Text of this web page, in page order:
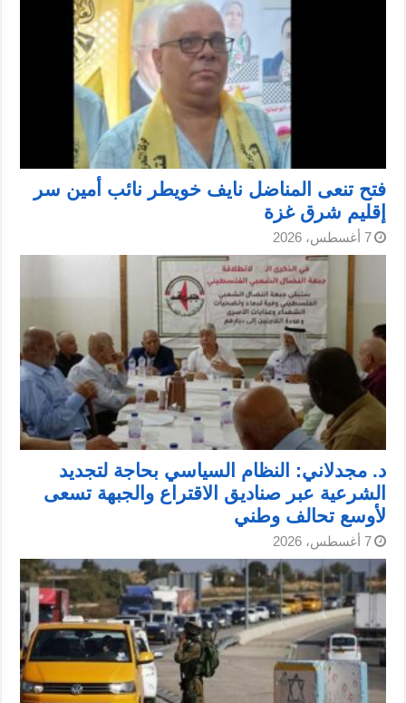
فتح تنعى المناضل نايف خويطر نائب أمين سر
إقليم شرق غزة
7 أغسطس، 2026
د. مجدلاني: النظام السياسي بحاجة لتجديد
الشرعية عبر صناديق الاقتراع والجبهة تسعى
لأوسع تحالف وطني
7 أغسطس، 2026